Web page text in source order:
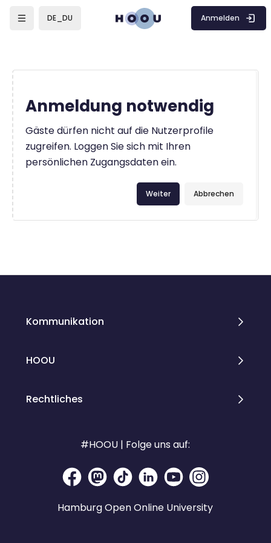
DE_DU Anmelden
Anmeldung notwendig
Gäste dürfen nicht auf die Nutzerprofile
zugreifen. Loggen Sie sich mit Ihren
persönlichen Zugangsdaten ein.
Abbrechen
Weiter
Kommunikation
HOOU
Rechtliches
#HOOU | Folge uns auf:
Hamburg Open Online University